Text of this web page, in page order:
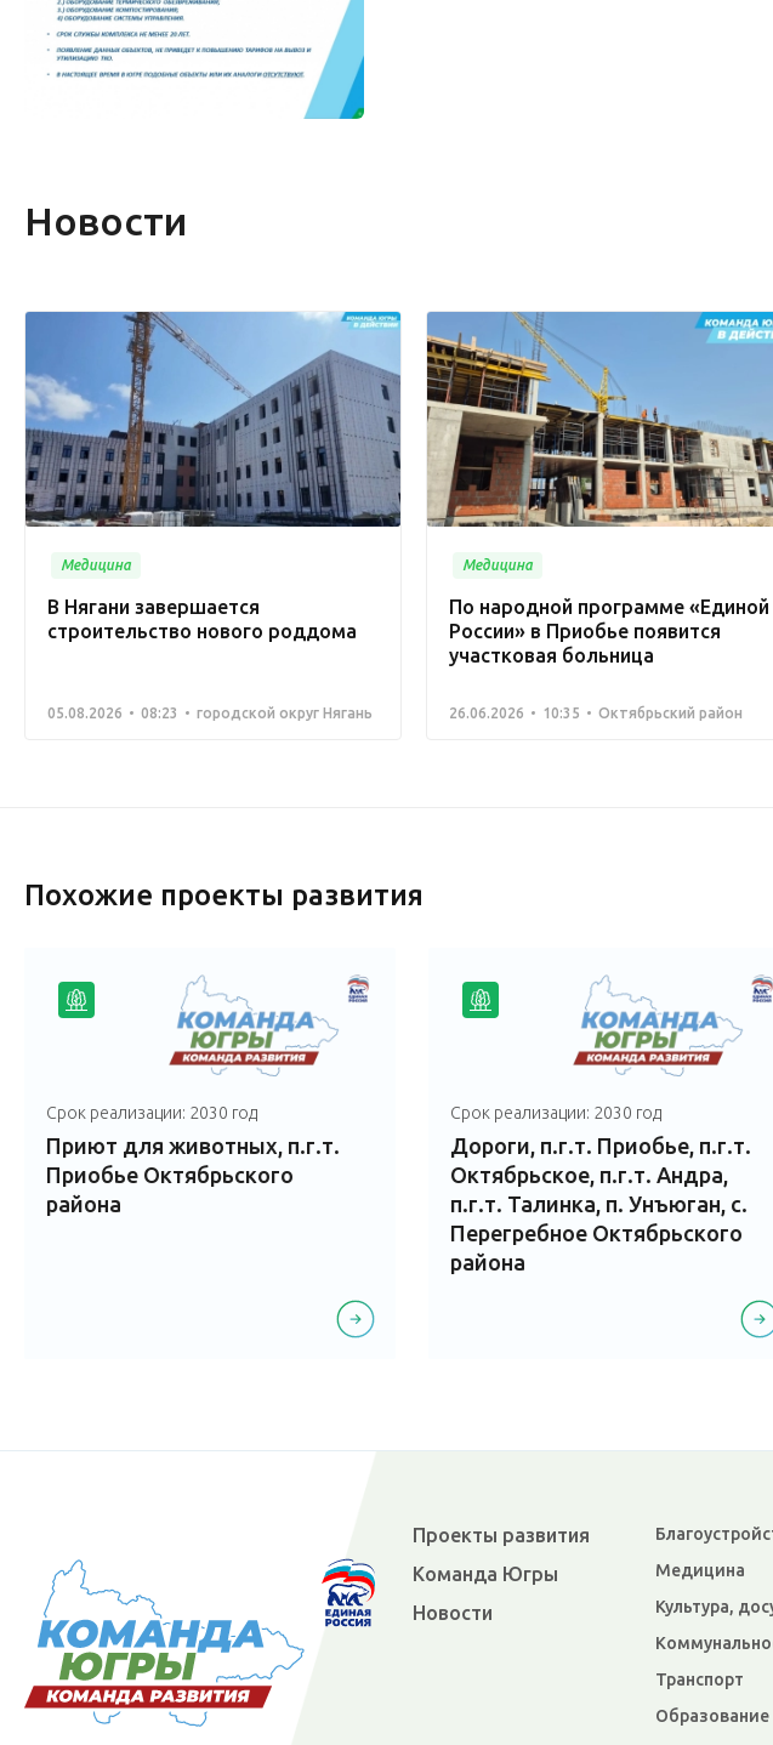
Новости
Медицина
В Нягани завершается
строительство нового роддома
05.08.2026 08:23 городской округ Нягань
Медицина
По народной программе «Единой
России» в Приобье появится
участковая больница
26.06.2026 10:35 Октябрьский район
Похожие проекты развития
Срок реализации: 2030 год
Приют для животных, п.г.т.
Приобье Октябрьского
района
Срок реализации: 2030 год
Дороги, п.г.т. Приобье, п.г.т.
Октябрьское, п.г.т. Андра,
п.г.т. Талинка, п. Унъюган, с.
Перегребное Октябрьского
района
Проекты развития
Команда Югры
Новости
Медицина
Культура,
Транспорт
Образование